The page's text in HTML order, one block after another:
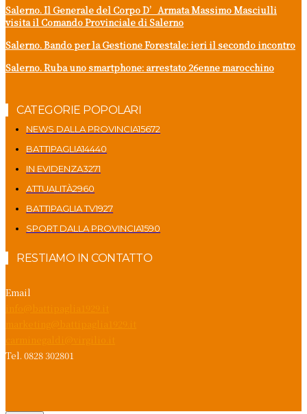
Salerno. Il Generale del Corpo D’Armata Massimo Masciulli
visita il Comando Provinciale di Salerno
Salerno. Bando per la Gestione Forestale: ieri il secondo incontro
Salerno. Ruba uno smartphone: arrestato 26enne marocchino
CATEGORIE POPOLARI
NEWS DALLA PROVINCIA15672
BATTIPAGLIA14440
IN EVIDENZA3271
ATTUALITÀ2960
BATTIPAGLIA TV1927
SPORT DALLA PROVINCIA1590
RESTIAMO IN CONTATTO
Email
Tel. 0828 302801